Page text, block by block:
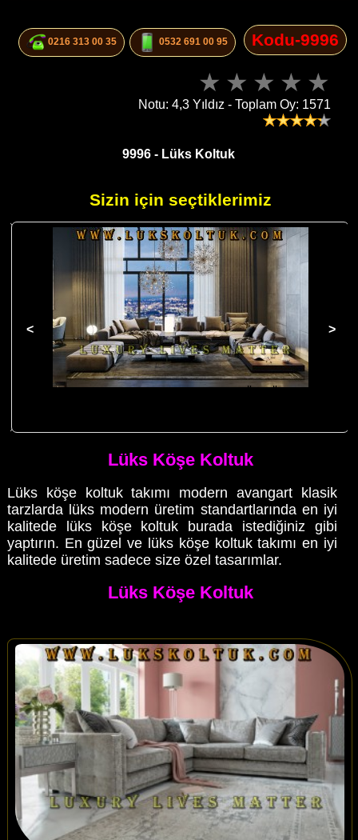
0216 313 00 35 0532 691 00 95 Kodu-9996
Notu: 4,3 Yıldız - Toplam Oy: 1571
9996 - Lüks Koltuk
Sizin için seçtiklerimiz
Lüks Köşe Koltuk
Lüks köşe koltuk takımı modern avangart klasik
tarzlarda lüks modern üretim standartlarında en iyi
kalitede lüks köşe koltuk burada istediğiniz gibi
yaptırın. En güzel ve lüks köşe koltuk takımı en iyi
kalitede üretim sadece size özel tasarımlar.
Lüks Köşe Koltuk